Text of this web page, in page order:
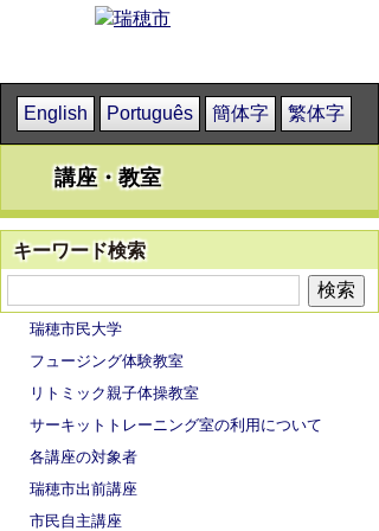
English Português 簡体字 繁体字
講座・教室
キーワード検索
瑞穂市民大学
フュージング体験教室
リトミック親子体操教室
サーキットトレーニング室の利用について
各講座の対象者
瑞穂市出前講座
市民自主講座